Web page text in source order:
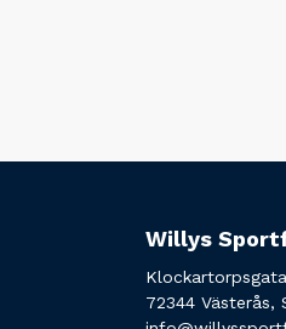
Willys
72344 Västerås,